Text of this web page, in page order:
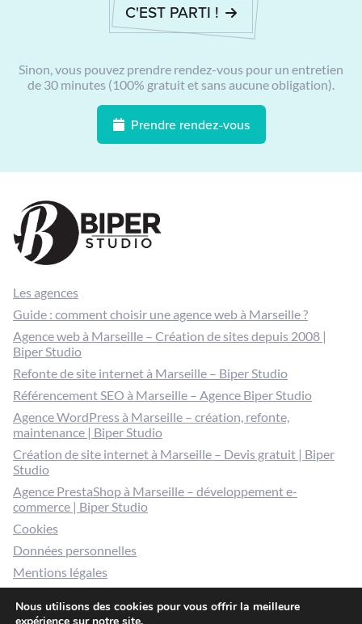
C'EST PARTI !
Sinon, vous pouvez prendre rendez-vous pour un entretien
de 30 minutes (100% gratuit et sans aucune obligation).
Prendre rendez-vous
Les agences
Guide : comment choisir une agence web à Marseille ?
Agence web à Marseille – Création de sites depuis 2008 |
Biper Studio
Refonte de site internet à Marseille – Biper Studio
Référencement SEO à Marseille – Agence Biper Studio
Agence WordPress à Marseille – création, refonte,
maintenance | Biper Studio
Création de site internet à Marseille – Devis gratuit | Biper
Studio
Agence PrestaShop à Marseille – développement e-
commerce | Biper Studio
Cookies
Données personnelles
Mentions légales
Nous utilisons des cookies pour vous offrir la meilleure